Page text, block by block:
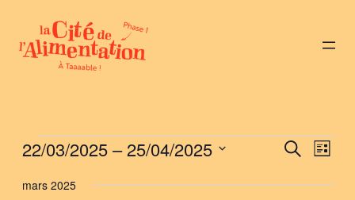
Évènements
et
Recherche
Liste
22/03/2025 – 25/04/2025
une
mars 2025